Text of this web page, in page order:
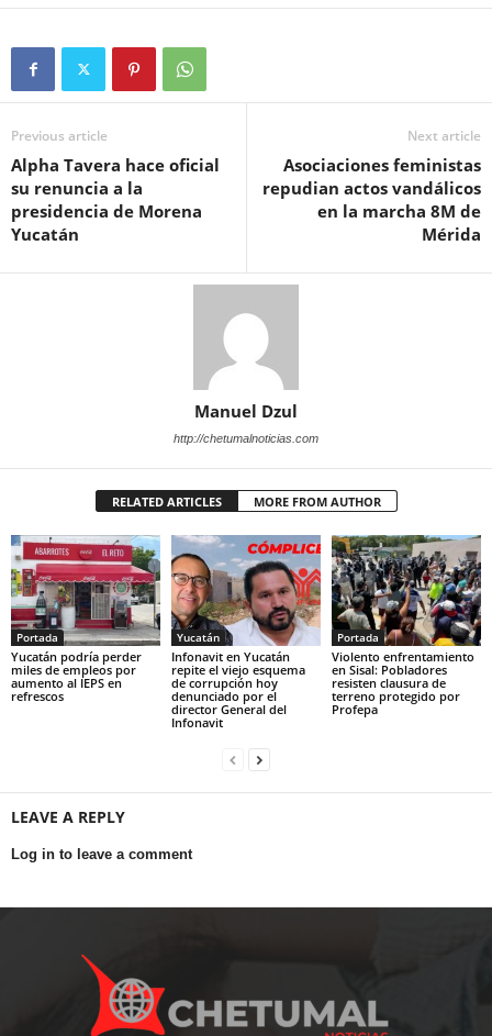
Previous article
Alpha Tavera hace oficial
su renuncia a la
presidencia de Morena
Yucatán
Next article
Asociaciones feministas
repudian actos vandálicos
en la marcha 8M de
Mérida
Manuel Dzul
http://chetumalnoticias.com
RELATED ARTICLES MORE FROM AUTHOR
Portada
Yucatán podría perder
miles de empleos por
aumento al IEPS en
refrescos
Yucatán
Infonavit en Yucatán
repite el viejo esquema
de corrupción hoy
denunciado por el
director General del
Infonavit
Portada
Violento enfrentamiento
en Sisal: Pobladores
resisten clausura de
terreno protegido por
Profepa
LEAVE A REPLY
Log in to leave a comment